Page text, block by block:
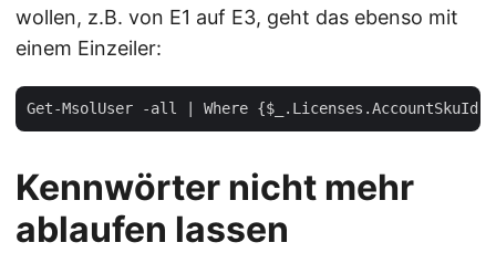
wollen, z.B. von E1 auf E3, geht das ebenso mit
einem Einzeiler:
Kennwörter nicht mehr
ablaufen lassen